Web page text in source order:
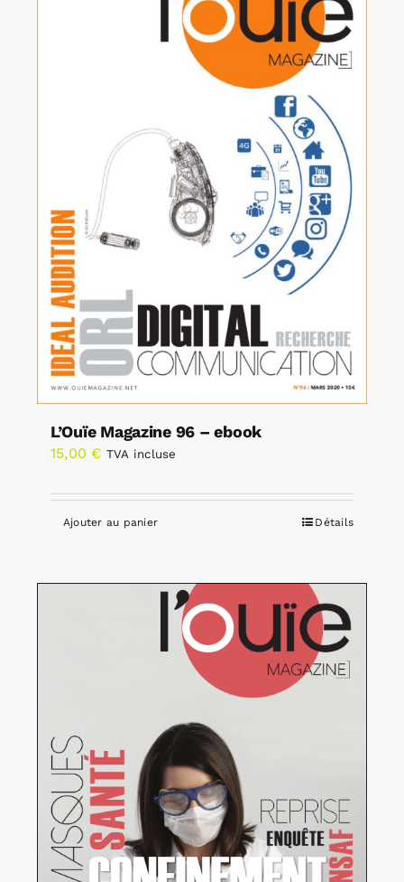
L’Ouïe Magazine 96 – ebook
15,00 € TVA incluse
Ajouter au panier Détails